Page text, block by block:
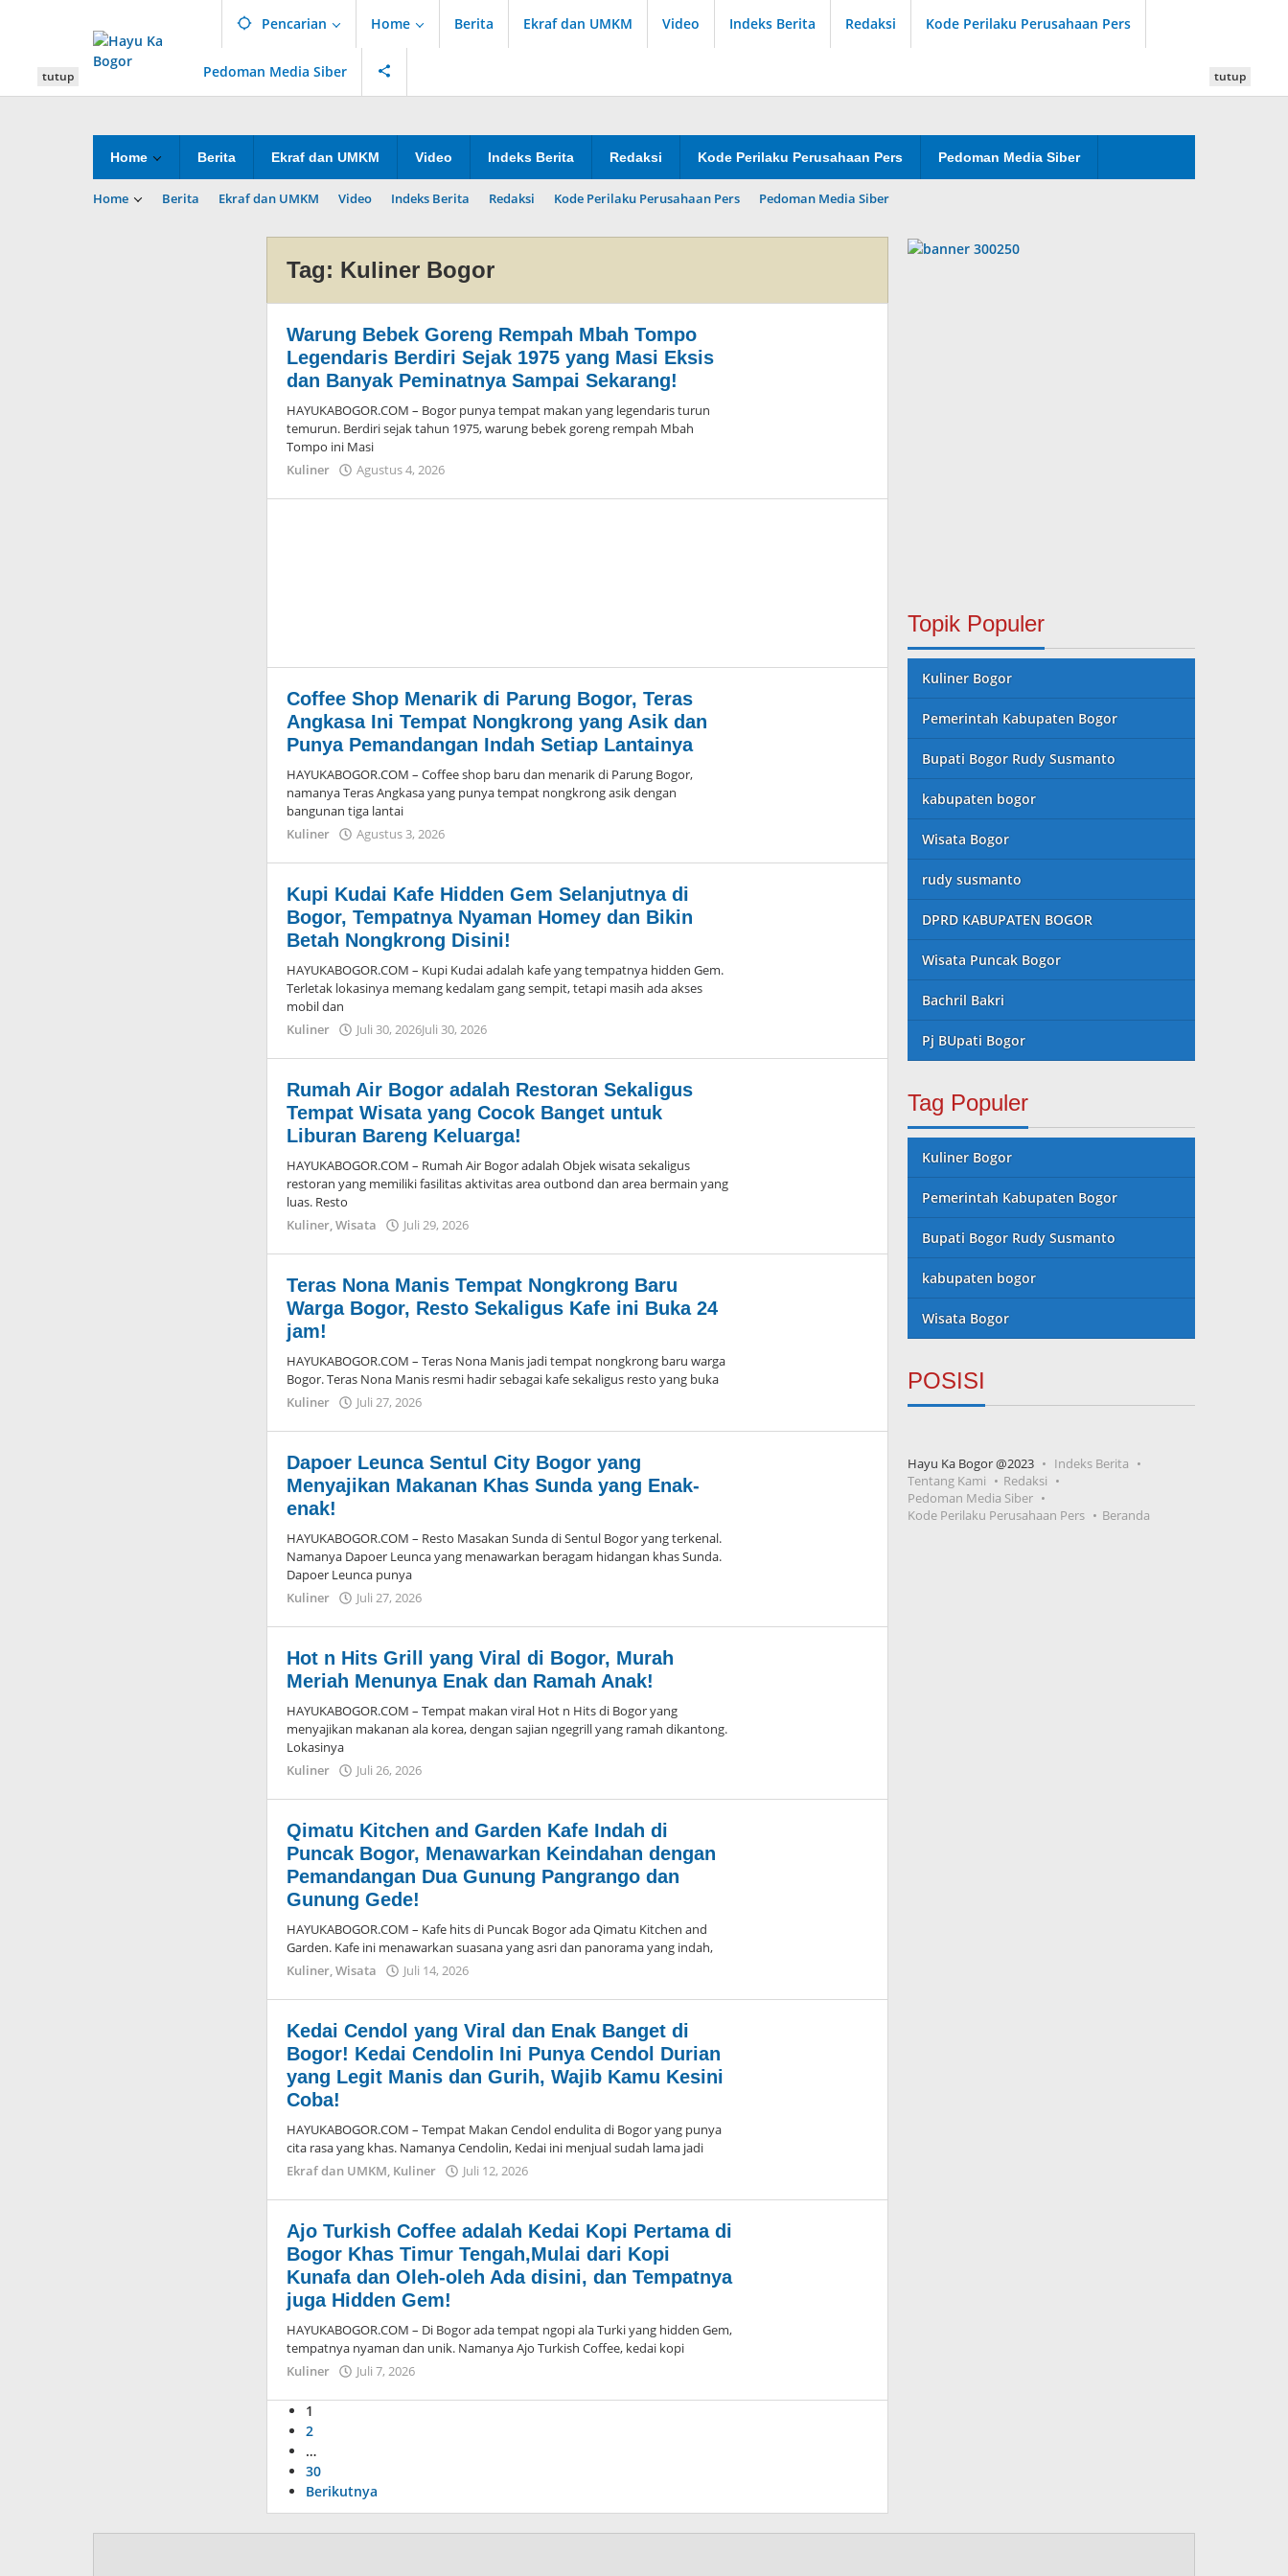
Pencarian Home Berita Ekraf dan UMKM Video Indeks Berita Redaksi Kode Perilaku Perusahaan Pers
Pedoman Media Siber
Home Berita Ekraf dan UMKM Video Indeks Berita Redaksi Kode Perilaku Perusahaan Pers Pedoman Media Siber
Home Berita Ekraf dan UMKM Video Indeks Berita Redaksi Kode Perilaku Perusahaan Pers Pedoman Media Siber
tutup tutup
Tag: Kuliner Bogor
Warung Bebek Goreng Rempah Mbah Tompo
Legendaris Berdiri Sejak 1975 yang Masi Eksis
dan Banyak Peminatnya Sampai Sekarang!
HAYUKABOGOR.COM – Bogor punya tempat makan yang legendaris turun
temurun. Berdiri sejak tahun 1975, warung bebek goreng rempah Mbah
Tompo ini Masi
Kuliner
Agustus 4, 2026
Coffee Shop Menarik di Parung Bogor, Teras
Angkasa Ini Tempat Nongkrong yang Asik dan
Punya Pemandangan Indah Setiap Lantainya
HAYUKABOGOR.COM – Coffee shop baru dan menarik di Parung Bogor,
namanya Teras Angkasa yang punya tempat nongkrong asik dengan
bangunan tiga lantai
Kuliner
Agustus 3, 2026
Kupi Kudai Kafe Hidden Gem Selanjutnya di
Bogor, Tempatnya Nyaman Homey dan Bikin
Betah Nongkrong Disini!
HAYUKABOGOR.COM – Kupi Kudai adalah kafe yang tempatnya hidden Gem.
Terletak lokasinya memang kedalam gang sempit, tetapi masih ada akses
mobil dan
Kuliner
Juli 30, 2026Juli 30, 2026
Rumah Air Bogor adalah Restoran Sekaligus
Tempat Wisata yang Cocok Banget untuk
Liburan Bareng Keluarga!
HAYUKABOGOR.COM – Rumah Air Bogor adalah Objek wisata sekaligus
restoran yang memiliki fasilitas aktivitas area outbond dan area bermain yang
luas. Resto
Kuliner,Wisata Juli 29, 2026
Teras Nona Manis Tempat Nongkrong Baru
Warga Bogor, Resto Sekaligus Kafe ini Buka 24
jam!
HAYUKABOGOR.COM – Teras Nona Manis jadi tempat nongkrong baru warga
Bogor. Teras Nona Manis resmi hadir sebagai kafe sekaligus resto yang buka
Kuliner
Juli 27, 2026
Dapoer Leunca Sentul City Bogor yang
Menyajikan Makanan Khas Sunda yang Enak-
enak!
HAYUKABOGOR.COM – Resto Masakan Sunda di Sentul Bogor yang terkenal.
Namanya Dapoer Leunca yang menawarkan beragam hidangan khas Sunda.
Dapoer Leunca punya
Kuliner
Juli 27, 2026
Hot n Hits Grill yang Viral di Bogor, Murah
Meriah Menunya Enak dan Ramah Anak!
HAYUKABOGOR.COM – Tempat makan viral Hot n Hits di Bogor yang
menyajikan makanan ala korea, dengan sajian ngegrill yang ramah dikantong.
Lokasinya
Kuliner
Juli 26, 2026
Qimatu Kitchen and Garden Kafe Indah di
Puncak Bogor, Menawarkan Keindahan dengan
Pemandangan Dua Gunung Pangrango dan
Gunung Gede!
HAYUKABOGOR.COM – Kafe hits di Puncak Bogor ada Qimatu Kitchen and
Garden. Kafe ini menawarkan suasana yang asri dan panorama yang indah,
Kuliner,Wisata Juli 14, 2026
Kedai Cendol yang Viral dan Enak Banget di
Bogor! Kedai Cendolin Ini Punya Cendol Durian
yang Legit Manis dan Gurih, Wajib Kamu Kesini
Coba!
HAYUKABOGOR.COM – Tempat Makan Cendol endulita di Bogor yang punya
cita rasa yang khas. Namanya Cendolin, Kedai ini menjual sudah lama jadi
Ekraf dan UMKM, Kuliner Juli 12, 2026
Ajo Turkish Coffee adalah Kedai Kopi Pertama di
Bogor Khas Timur Tengah,Mulai dari Kopi
Kunafa dan Oleh-oleh Ada disini, dan Tempatnya
juga Hidden Gem!
HAYUKABOGOR.COM – Di Bogor ada tempat ngopi ala Turki yang hidden Gem,
tempatnya nyaman dan unik. Namanya Ajo Turkish Coffee, kedai kopi
Kuliner
Juli 7, 2026
1
2
…
30
Berikutnya
Topik Populer
Kuliner Bogor
Pemerintah Kabupaten Bogor
Bupati Bogor Rudy Susmanto
kabupaten bogor
Wisata Bogor
rudy susmanto
DPRD KABUPATEN BOGOR
Wisata Puncak Bogor
Bachril Bakri
Pj BUpati Bogor
Tag Populer
Kuliner Bogor
Pemerintah Kabupaten Bogor
Bupati Bogor Rudy Susmanto
kabupaten bogor
Wisata Bogor
POSISI
Hayu Ka Bogor @2023
Indeks Berita
Tentang Kami
Redaksi
Pedoman Media Siber
Kode Perilaku Perusahaan Pers
Beranda